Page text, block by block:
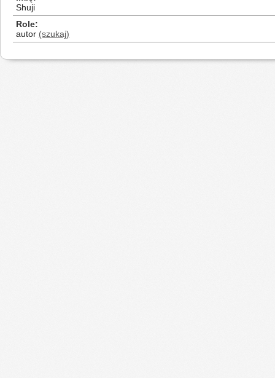
Shuji
Role
autor (szukaj)